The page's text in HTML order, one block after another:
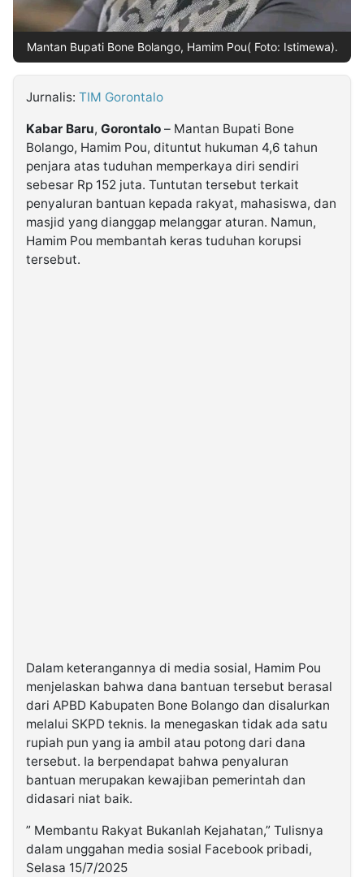
Kabarbaru.co
2026
Mantan Bupati Bone Bolango, Hamim Pou( Foto: Istimewa).
Jurnalis: TIM Gorontalo
Kabar Baru, Gorontalo – Mantan Bupati Bone
Bolango, Hamim Pou, dituntut hukuman 4,6 tahun
penjara atas tuduhan memperkaya diri sendiri
sebesar Rp 152 juta. Tuntutan tersebut terkait
penyaluran bantuan kepada rakyat, mahasiswa, dan
masjid yang dianggap melanggar aturan. Namun,
Hamim Pou membantah keras tuduhan korupsi
tersebut.
Dalam keterangannya di media sosial, Hamim Pou
menjelaskan bahwa dana bantuan tersebut berasal
dari APBD Kabupaten Bone Bolango dan disalurkan
melalui SKPD teknis. Ia menegaskan tidak ada satu
rupiah pun yang ia ambil atau potong dari dana
tersebut. Ia berpendapat bahwa penyaluran
bantuan merupakan kewajiban pemerintah dan
didasari niat baik.
” Membantu Rakyat Bukanlah Kejahatan,” Tulisnya
dalam unggahan media sosial Facebook pribadi,
Selasa 15/7/2025